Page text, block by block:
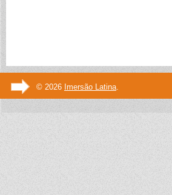
© 2026 Imersão Latina.